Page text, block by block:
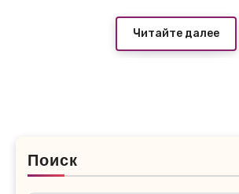
Читайте далее
Поиск